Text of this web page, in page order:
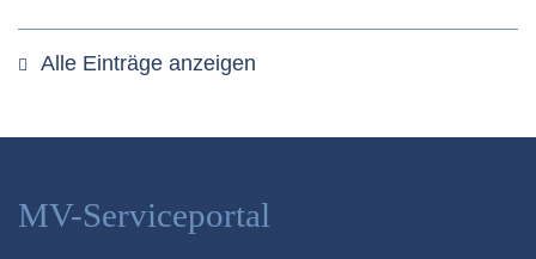
Alle Einträge anzeigen
MV-Serviceportal